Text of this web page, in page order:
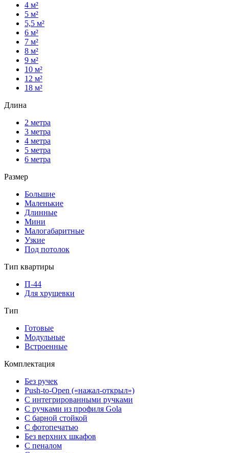
4 м²
5 м²
5,5 м²
6 м²
7 м²
8 м²
9 м²
10 м²
12 м²
18 м²
Длина
2 метра
3 метра
4 метра
5 метра
6 метра
Размер
Большие
Маленькие
Длинные
Мини
Малогабаритные
Узкие
Под потолок
Тип квартиры
П-44
Для хрущевки
Тип
Готовые
Модульные
Встроенные
Комплектация
Без ручек
Push-to-Open («нажал-открыл»)
С интегрированными ручками
С ручками из профиля Gola
С барной стойкой
С фотопечатью
Без верхних шкафов
С пеналом